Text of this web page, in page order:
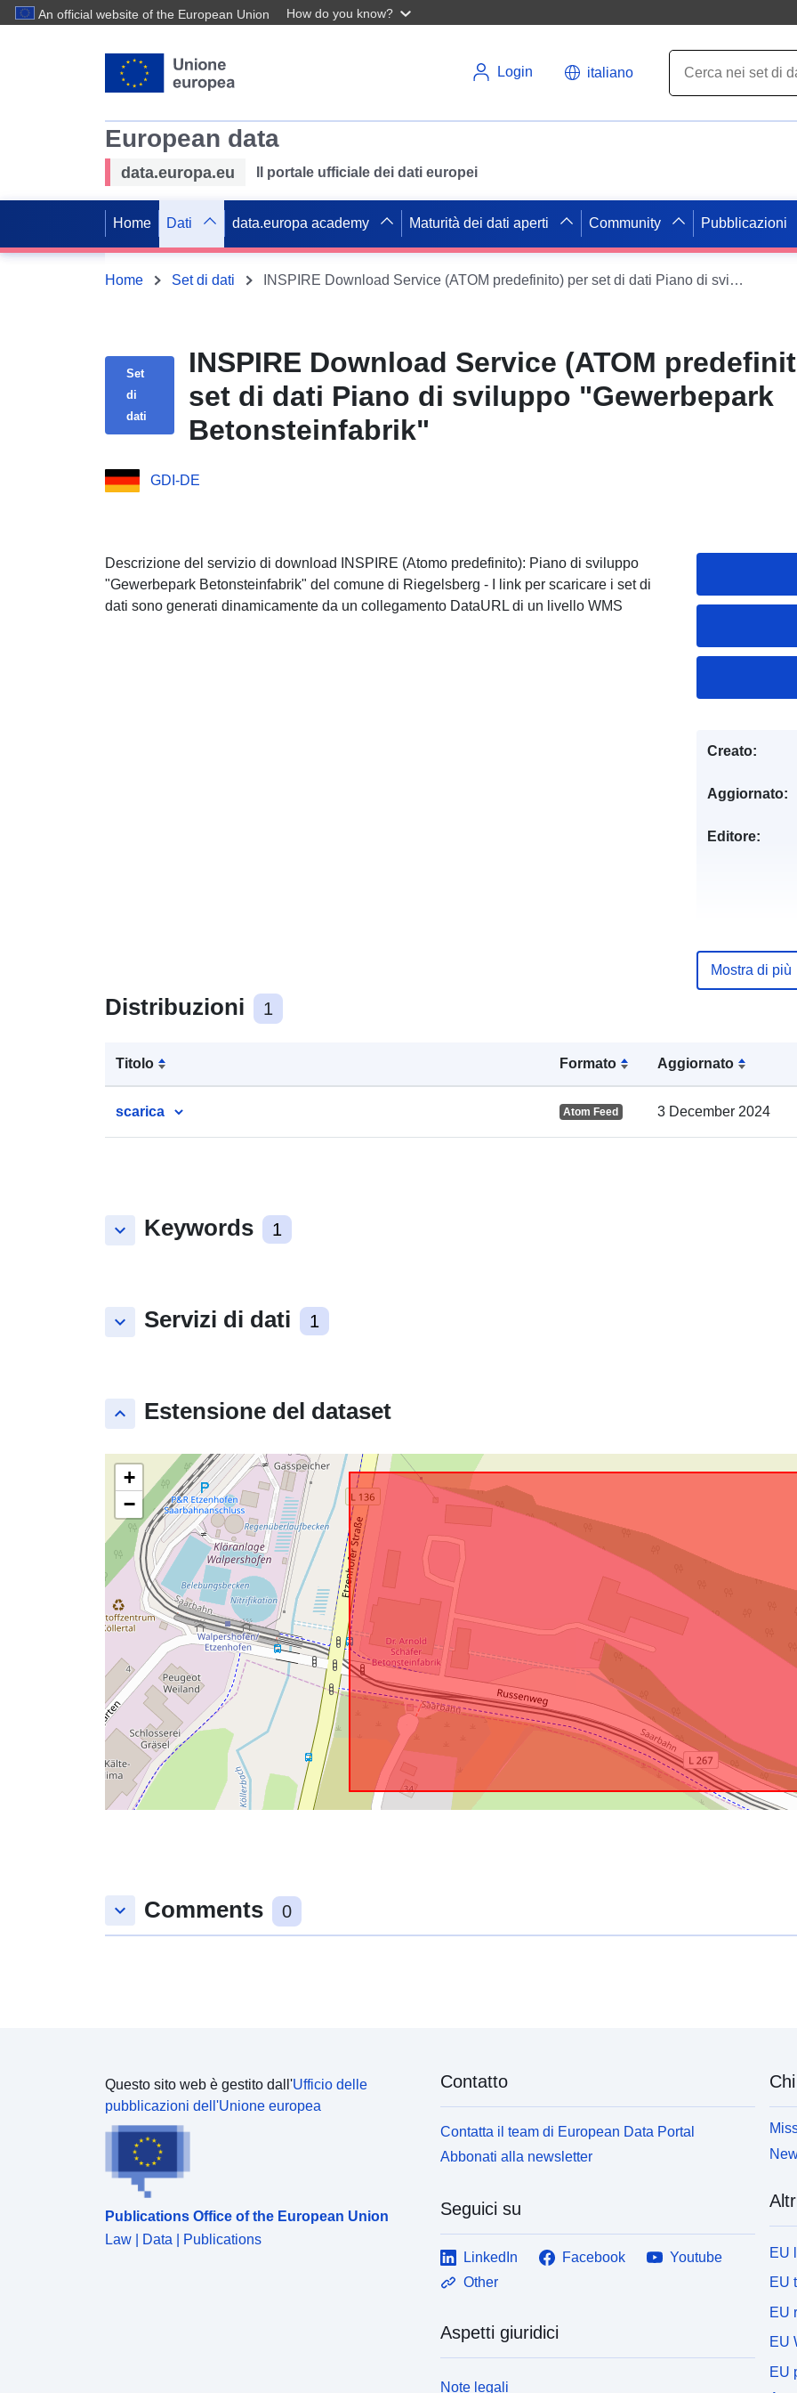
An official website of the European Union How do you know?
Login italiano
European data
data.europa.eu Il portale ufficiale dei dati europei
Home Dati data.europa academy Maturità dei dati aperti Community Pubblicazioni
Home Set di dati INSPIRE Download Service (ATOM predefinito) per set di dati Piano di sviluppo "Gewerbepark Betonsteinfabrik"
Set
di
dati
INSPIRE Download Service (ATOM
set di dati Piano di sviluppo "Gewerbepark
Betonsteinfabrik"
GDI-DE
Descrizione del servizio di download INSPIRE (Atomo predefinito): Piano di sviluppo
"Gewerbepark Betonsteinfabrik" del comune di Riegelsberg - I link per scaricare i set di
dati sono generati dinamicamente da un collegamento DataURL di un livello WMS
Distribuzioni 1
Titolo Formato Aggiornato
scarica Atom Feed 3 December 2024
keyboard_arrow_down Keywords 1
keyboard_arrow_down Servizi di dati 1
keyboard_arrow_up Estensione del dataset
+
−
Creato:
Aggiornato:
Editore:
Registro del
catalogo:
Spaziale:
Mostra di più
keyboard_arrow_down Comments 0
Questo sito web è gestito dall'Ufficio delle
pubblicazioni dell'Unione europea
Publications Office of the European Union
Law | Data | Publications
Contatto
Contatta il team di European Data Portal
Abbonati alla newsletter
Seguici su
LinkedIn Facebook
Youtube
Other
Aspetti giuridici
Note legali
EU
EU
EU
EU
EU